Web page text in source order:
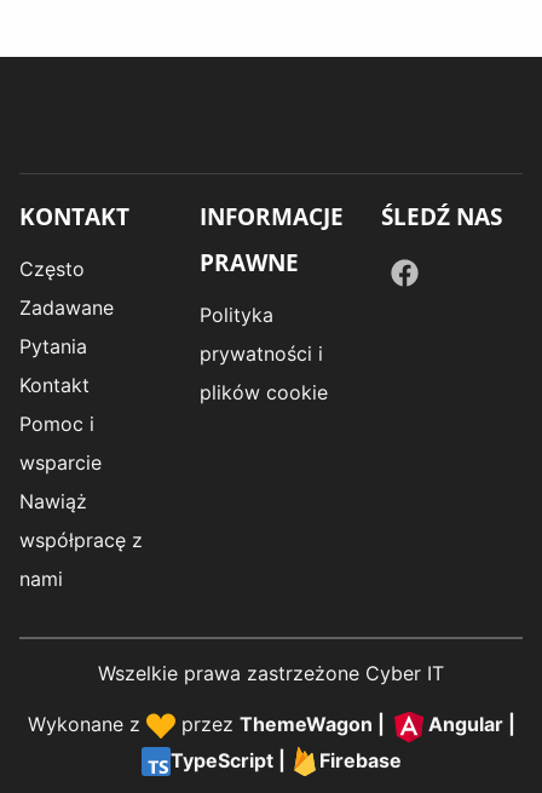
KONTAKT
Często
Zadawane
Pytania
Kontakt
Pomoc i
wsparcie
Nawiąż
współpracę z
nami
INFORMACJE
PRAWNE
Polityka
prywatności i
plików cookie
ŚLEDŹ NAS
Wszelkie prawa zastrzeżone Cyber IT
Wykonane z przez ThemeWagon Angular|
TypeScript| Firebase